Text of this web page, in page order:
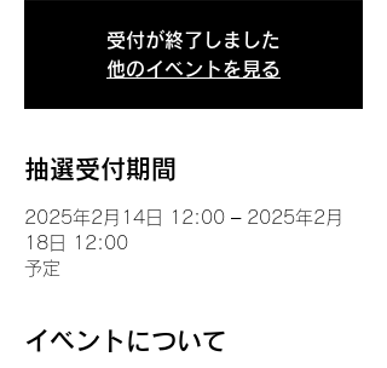
受付が終了しました
他のイベントを見る
抽選受付期間
2025年2月14日 12:00 – 2025年2月
18日 12:00
予定
イベントについて